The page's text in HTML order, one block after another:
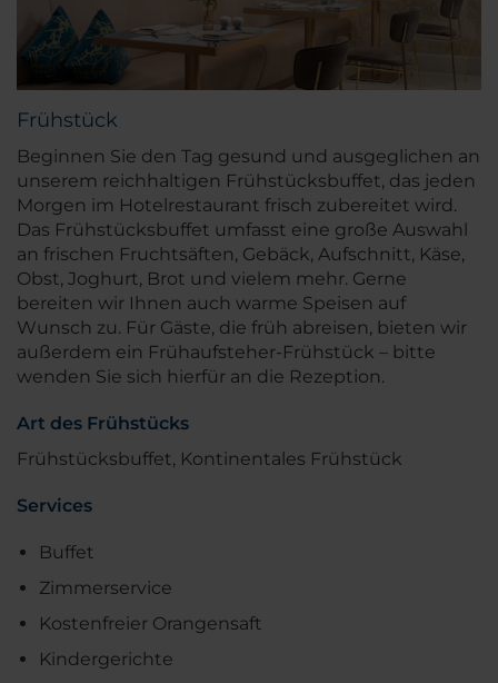
Frühstück
Beginnen Sie den Tag gesund und ausgeglichen an
unserem reichhaltigen Frühstücksbuffet, das jeden
Morgen im Hotelrestaurant frisch zubereitet wird.
Das Frühstücksbuffet umfasst eine große Auswahl
an frischen Fruchtsäften, Gebäck, Aufschnitt, Käse,
Obst, Joghurt, Brot und vielem mehr. Gerne
bereiten wir Ihnen auch warme Speisen auf
Wunsch zu. Für Gäste, die früh abreisen, bieten wir
außerdem ein Frühaufsteher-Frühstück – bitte
wenden Sie sich hierfür an die Rezeption.
Art des Frühstücks
Frühstücksbuffet, Kontinentales Frühstück
Services
Buffet
Zimmerservice
Kostenfreier Orangensaft
Kindergerichte